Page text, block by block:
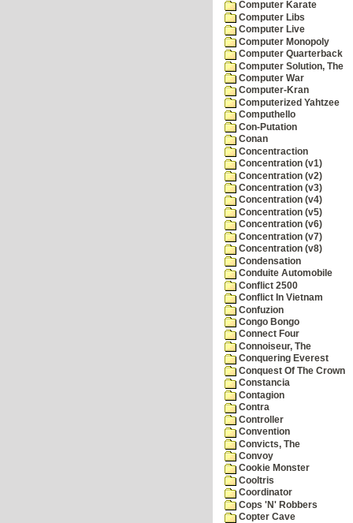
Computer Karate
Computer Libs
Computer Live
Computer Monopoly
Computer Quarterback
Computer Solution, The
Computer War
Computer-Kran
Computerized Yahtzee
Computhello
Con-Putation
Conan
Concentraction
Concentration (v1)
Concentration (v2)
Concentration (v3)
Concentration (v4)
Concentration (v5)
Concentration (v6)
Concentration (v7)
Concentration (v8)
Condensation
Conduite Automobile
Conflict 2500
Conflict In Vietnam
Confuzion
Congo Bongo
Connect Four
Connoiseur, The
Conquering Everest
Conquest Of The Crown
Constancia
Contagion
Contra
Controller
Convention
Convicts, The
Convoy
Cookie Monster
Cooltris
Coordinator
Cops 'N' Robbers
Copter Cave